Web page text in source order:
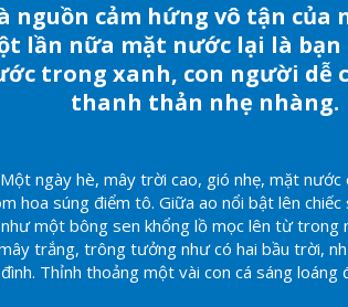
nguồn cảm hứng vô tận
lần nữa mặt nước lại là
trong xanh, con người dễ
thanh thản nhẹ nhàng.
ngày hè, mây trời cao, gió nhẹ, mặt nước
hoa súng điểm tô. Giữa ao nổi bật lên chiếc
một bông sen khổng lồ mọc lên từ trong
trắng, trông tưởng như có hai bầu trời,
Thỉnh thoảng một vài con cá sáng loáng